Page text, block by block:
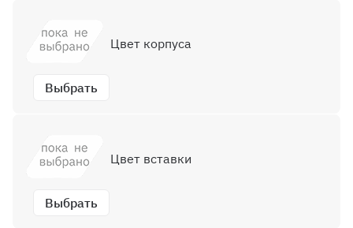
Выбрать
Цвет корпуса
Выбрать
Цвет вставки